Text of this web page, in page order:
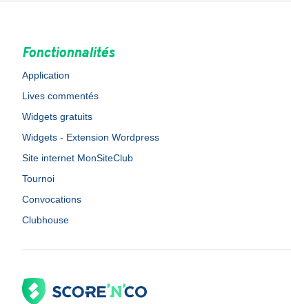
Fonctionnalités
Application
Lives commentés
Widgets gratuits
Widgets - Extension Wordpress
Site internet MonSiteClub
Tournoi
Convocations
Clubhouse